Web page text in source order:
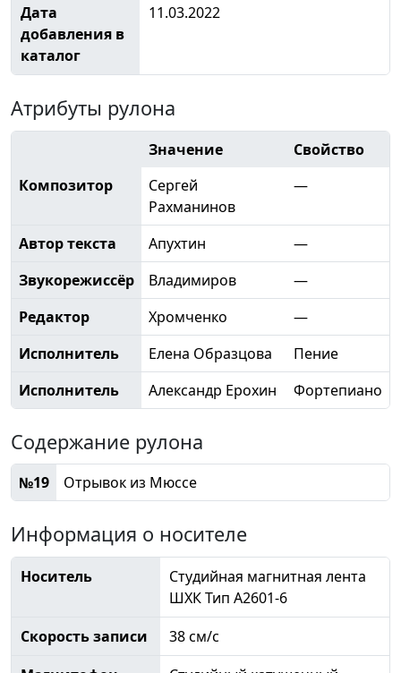
Дата
добавления в
каталог
11.03.2022
Атрибуты рулона
Значение
Свойство
Композитор
Сергей
Рахманинов
—
Автор текста Апухтин
—
Звукорежиссёр
Владимиров
—
Редактор
Хромченко
—
Исполнитель
Елена Образцова
Пение
Исполнитель
Александр Ерохин Фортепиано
Содержание рулона
№19 Отрывок из Мюссе
Информация о носителе
Носитель
Студийная магнитная лента
ШХК Тип А2601-6
Скорость записи
38 см/с